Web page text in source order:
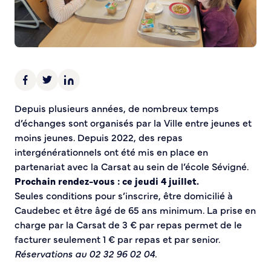
Depuis plusieurs années, de nombreux temps
d’échanges sont organisés par la Ville entre jeunes et
moins jeunes. Depuis 2022, des repas
intergénérationnels ont été mis en place en
partenariat avec la Carsat au sein de l’école Sévigné.
Prochain rendez-vous : ce jeudi 4 juillet.
Seules conditions pour s’inscrire, être domicilié à
Caudebec et être âgé de 65 ans minimum. La prise en
charge par la Carsat de 3 € par repas permet de le
facturer seulement 1 € par repas et par senior.
Réservations au 02 32 96 02 04.
Demande d’Occupation du Domaine Public
Sécurité tranquillité
Tranquillité vacances
Aide à l’installation d’alarmes
Horaires pour le bricolage et le jardinage
Infos pratiques
Plan de Ville
Numéros d’urgence
Location de salles
Annuaire des services publics
DÉCOUVRIR SORTIR